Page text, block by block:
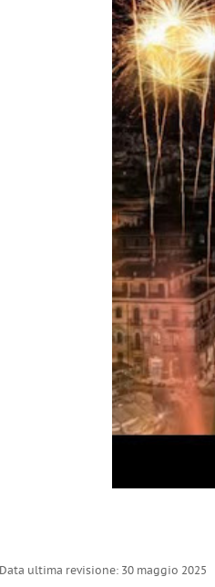
Data ultima revisione: 30 maggio 2025